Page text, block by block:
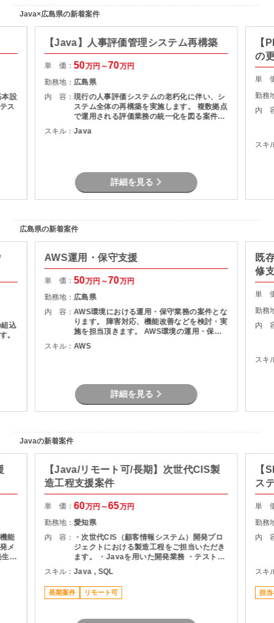
Java×広島県の新着案件
本設
ス
【Java】人事評価管理システム再構築
単 価：50万円～70万円
勤務地： 広島県
内 容：現行の人事評価システムの老朽化に伴い、シ
ステム全体の再構築を実施します。 複数拠点
で運用される評価業務の統一化を図る案件で
スキル：Java
詳細を見る
【
の
単
勤務
内
スキ
広島県の新着案件
込
。
AWS運用・保守支援
単 価：50万円～70万円
勤務地： 広島県
内 容：AWS環境における運用・保守業務の案件とな
ります。 障害対応、機能改善などを検討・実
施を担当頂きます。 AWS環境の運用・保守
障害調査 マニュアル作成
スキル：AWS
詳細を見る
既
修
単
勤務
内
スキ
Javaの新着案件
能
メ
【Java/リモート可/長期】次世代CIS製
造工程支援案件
単 価：60万円～65万円
勤務地：愛知県
内 容：
・次世代CIS（顧客情報システム）開発プロ
ジェクトにおける製造工程をご担当いただき
ます。 ・Javaを用いた開発業務 ・テスト実
施（Junit） ・Oracle環境での開発 ・結合工
程を中心とした開発支援
スキル：Java , SQL
長期案件 リモート可
【
ス
単
勤務
内
スキ
担当